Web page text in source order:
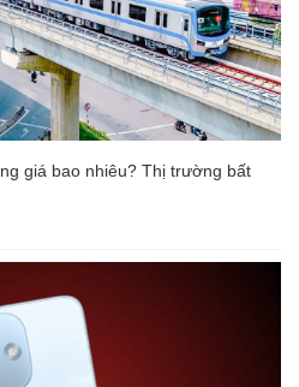
giá bao nhiêu? Thị trường bất